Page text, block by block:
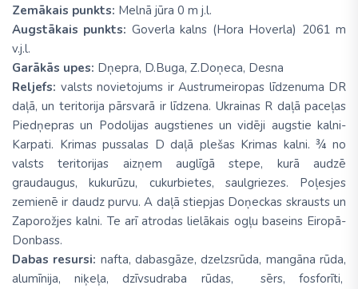
Zemākais punkts: Melnā jūra 0 m j.l.
Augstākais punkts: Goverla kalns (Hora Hoverla) 2061 m
v.j.l.
Garākās upes: Dņepra, D.Buga, Z.Doņeca, Desna
Reljefs: valsts novietojums ir Austrumeiropas līdzenuma DR
daļā, un teritorija pārsvarā ir līdzena. Ukrainas R daļā paceļas
Piedņepras un Podolijas augstienes un vidēji augstie kalni-
Karpati. Krimas pussalas D daļā plešas Krimas kalni. ¾ no
valsts teritorijas aizņem auglīgā stepe, kurā audzē
graudaugus, kukurūzu, cukurbietes, saulgriezes. Poļesjes
zemienē ir daudz purvu. A daļā stiepjas Doņeckas skrausts un
Zaporožjes kalni. Te arī atrodas lielākais ogļu baseins Eiropā-
Donbass.
Dabas resursi: nafta, dabasgāze, dzelzsrūda, mangāna rūda,
alumīnija, niķeļa, dzīvsudraba rūdas, sērs, fosforīti,